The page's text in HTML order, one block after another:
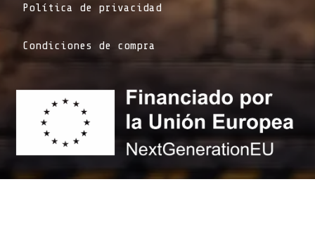
Política de privacidad
Condiciones de compra